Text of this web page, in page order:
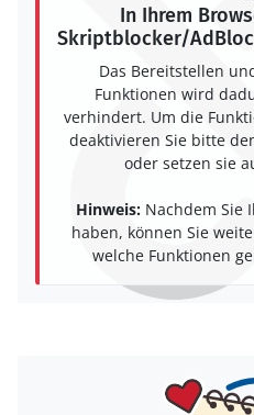
In Ihrem
Skriptblocker/
Das Bereitstellen
Funktionen wird
verhindert. Um die
deaktivieren Sie bitte
oder setzen sie
Hinweis: Nachdem Sie
haben, können Sie
welche Funktionen